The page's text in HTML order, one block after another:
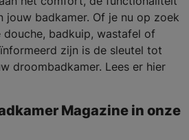
jouw badkamer. Of je nu op zoek
douche, badkuip, wastafel of
zijn is de sleutel tot
droombadkamer. Lees er hier
Magazine in onze